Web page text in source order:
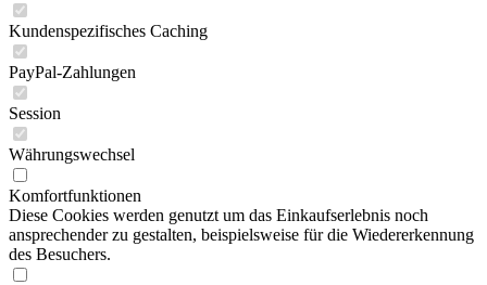
Kundenspezifisches Caching
PayPal-Zahlungen
Session
Währungswechsel
Komfortfunktionen
Diese Cookies werden genutzt um das Einkaufserlebnis noch
ansprechender zu gestalten, beispielsweise für die Wiedererkennung
des Besuchers.